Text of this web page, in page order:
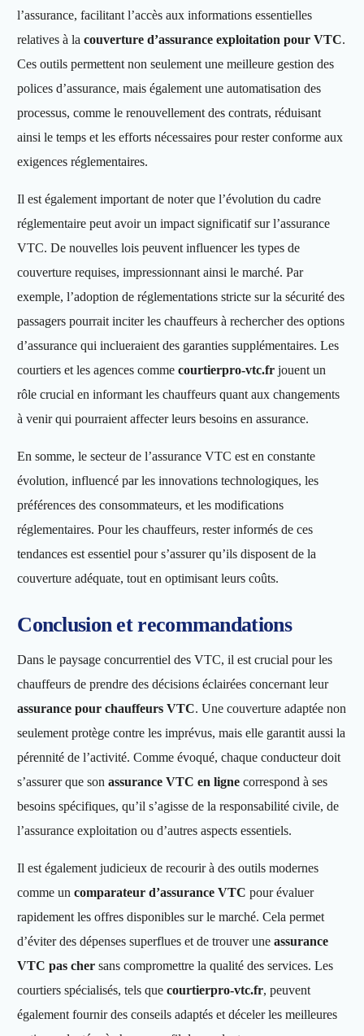
l’assurance, facilitant l’accès aux informations essentielles
relatives à lacouverture d’assurance exploitation pour VTC.
Ces outils permettent non seulement une meilleure gestion des
polices d’assurance, mais également une automatisation des
processus, comme le renouvellement des contrats, réduisant
ainsi le temps et les efforts nécessaires pour rester conforme aux
exigences réglementaires.
Il est également important de noter que l’évolution du cadre
réglementaire peut avoir un impact significatif sur l’assurance
VTC. De nouvelles lois peuvent influencer les types de
couverture requises, impressionnant ainsi le marché. Par
exemple, l’adoption de réglementations stricte sur la sécurité des
passagers pourrait inciter les chauffeurs à rechercher des options
d’assurance qui inclueraient des garanties supplémentaires. Les
courtiers et les agences commecourtierpro-vtc.fr jouent un
rôle crucial en informant les chauffeurs quant aux changements
à venir qui pourraient affecter leurs besoins en assurance.
En somme, le secteur de l’assurance VTC est en constante
évolution, influencé par les innovations technologiques, les
préférences des consommateurs, et les modifications
réglementaires. Pour les chauffeurs, rester informés de ces
tendances est essentiel pour s’assurer qu’ils disposent de la
couverture adéquate, tout en optimisant leurs coûts.
Conclusion et recommandations
Dans le paysage concurrentiel des VTC, il est crucial pour les
chauffeurs de prendre des décisions éclairées concernant leur
assurance pour chauffeurs VTC. Une couverture adaptée non
seulement protège contre les imprévus, mais elle garantit aussi la
pérennité de l’activité. Comme évoqué, chaque conducteur doit
s’assurer que sonassurance VTC en ligne correspond à ses
besoins spécifiques, qu’il s’agisse de la responsabilité civile, de
l’assurance exploitation ou d’autres aspects essentiels.
Il est également judicieux de recourir à des outils modernes
comme uncomparateur d’assurance VTC pour évaluer
rapidement les offres disponibles sur le marché. Cela permet
d’éviter des dépenses superflues et de trouver uneassurance
VTC pas cher sans compromettre la qualité des services. Les
courtiers spécialisés, tels quecourtierpro-vtc.fr, peuvent
également fournir des conseils adaptés et déceler les meilleures